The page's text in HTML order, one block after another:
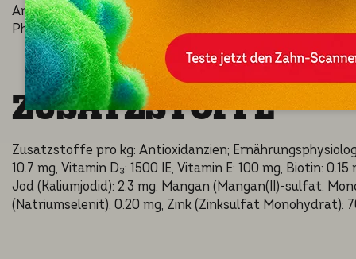
Analytische Bestandteile (%): Protein: 25.0; Fettgehalt:
Phosphor: 1.1. Brennwert: 369 kcal/100 g.
ZUSATZSTOFFE
Zusatzstoffe pro kg: Antioxidanzien;
10.7 mg, Vitamin D₃: 1500 IE, Vitamin E: 100 mg, Biotin:
Jod (Kaliumjodid): 2.3 mg, Mangan (Mangan(II)-sulfat,
(Natriumselenit): 0.20 mg, Zink (Zinksulfat Monohydrat):